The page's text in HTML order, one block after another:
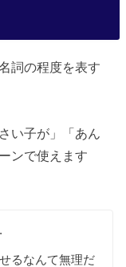
詞の程度を表す
い子が」「あん
ンで使えます
るなんて無理だ